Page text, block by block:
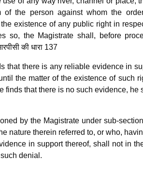
the person against whom the
existence of any public right in
so, the Magistrate shall, before
की धारा 137
that there is any reliable evidence in
the matter of the existence of such
finds that there is no such evidence, he
by the Magistrate under sub-
nature therein referred to, or who,
in support thereof, shall not in
denial.